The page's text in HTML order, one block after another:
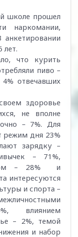
школе прошел
наркомании,
анкетировании
лет.
что курить
пиво –
отвечавших
здоровье
не вполне
– 7%. Для
режим дня 23%
зарядку –
– 71%,
– 28% и
интересуются
и спорта –
влиянием
– 2%, темой
и набор